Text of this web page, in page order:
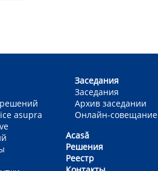
asupra
Заседания
Заседания
Архив заседании
Онлайн-совещание
Acasă
Решения
Реестр